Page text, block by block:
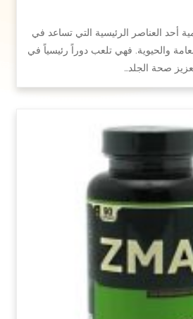
أحد العناصر الرئيسية التي تساعد في
والحيوية. فهي تلعب دوراً رئيسياً في
صحة الجلد…